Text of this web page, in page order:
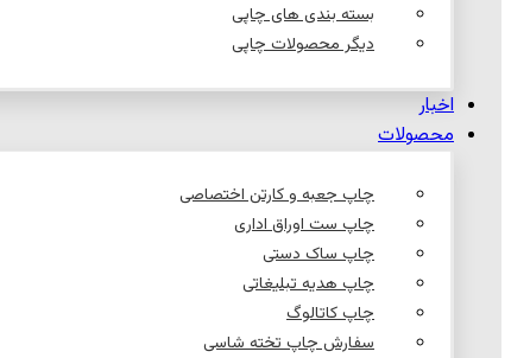
بسته بندی های چاپی
دیگر محصولات چاپی
اخبار
محصولات
چاپ جعبه و کارتن اختصاصی
چاپ ست اوراق اداری
چاپ ساک دستی
چاپ هدیه تبلیغاتی
چاپ کاتالوگ
سفارش چاپ تخته شاسی